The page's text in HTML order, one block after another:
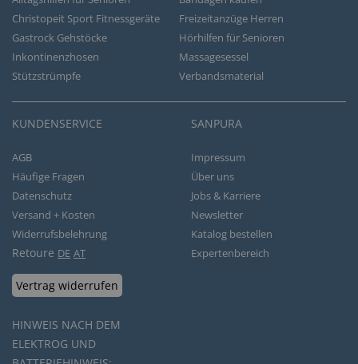
Christopeit Sport Fitnessgeräte
Freizeitanzüge Herren
Gastrock Gehstöcke
Hörhilfen für Senioren
Inkontinenzhosen
Massagesessel
Stützstrümpfe
Verbandsmaterial
KUNDENSERVICE
AGB
Häufige Fragen
Datenschutz
Versand + Kosten
Widerrufsbelehrung
Retoure DE AT
Vertrag widerrufen
HINWEIS NACH DEM
ELEKTROG UND
SANPURA
Impressum
Über uns
Jobs & Karriere
Newsletter
Katalog bestellen
Expertenbereich